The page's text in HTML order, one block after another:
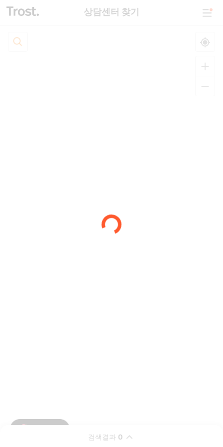
상담센터 찾기
검색결과 0